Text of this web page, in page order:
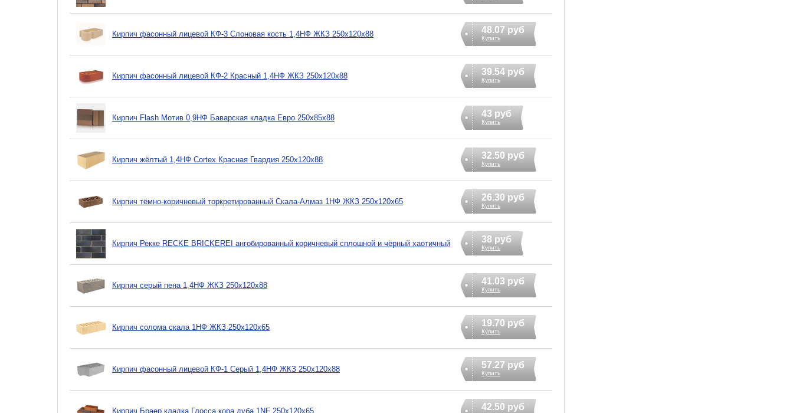
Кирпич фасонный лицевой КФ-3 Слоновая кость 1,4НФ ЖКЗ 250х120х88 48.07 руб
Купить
Кирпич фасонный лицевой КФ-2 Красный 1,4НФ ЖКЗ 250х120х88 39.54 руб
Купить
Кирпич Flash Мотив 0,9НФ Баварская кладка Евро 250х85х88 43 руб
Купить
Кирпич жёлтый 1,4НФ Cortex Красная Гвардия 250х120х88 32.50 руб
Купить
Кирпич тёмно-коричневый торкретированный Скала-Алмаз 1НФ ЖКЗ 250х120х65 26.30 руб
Купить
Кирпич Рекке RECKE BRICKEREI ангобированный коричневый сплошной и чёрный хаотичный 38 руб
Купить
Кирпич серый пена 1,4НФ ЖКЗ 250х120х88 41.03 руб
Купить
Кирпич солома скала 1НФ ЖКЗ 250х120х65 19.70 руб
Купить
Кирпич фасонный лицевой КФ-1 Серый 1,4НФ ЖКЗ 250х120х88 57.27 руб
Купить
Кирпич Браер кладка Глосса кора дуба 1NF 250х120х65 42.50 руб